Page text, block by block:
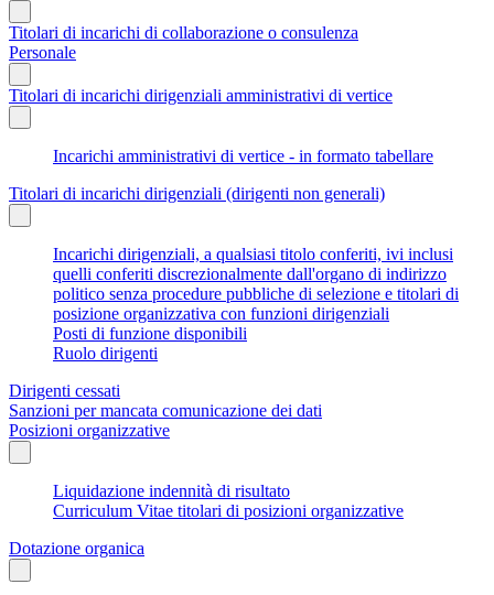
Titolari di incarichi di collaborazione o consulenza
Personale
Titolari di incarichi dirigenziali amministrativi di vertice
Incarichi amministrativi di vertice - in formato tabellare
Titolari di incarichi dirigenziali (dirigenti non generali)
Incarichi dirigenziali, a qualsiasi titolo conferiti, ivi inclusi
quelli conferiti discrezionalmente dall'organo di indirizzo
politico senza procedure pubbliche di selezione e titolari di
posizione organizzativa con funzioni dirigenziali
Posti di funzione disponibili
Ruolo dirigenti
Dirigenti cessati
Sanzioni per mancata comunicazione dei dati
Posizioni organizzative
Liquidazione indennità di risultato
Curriculum Vitae titolari di posizioni organizzative
Dotazione organica